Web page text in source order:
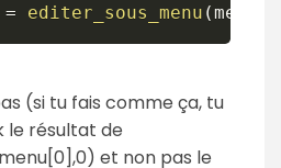
= editer_sous_menu (menu
(si tu fais comme ça, tu
le résultat de
et non pas le